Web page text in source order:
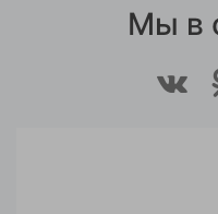
Мы в